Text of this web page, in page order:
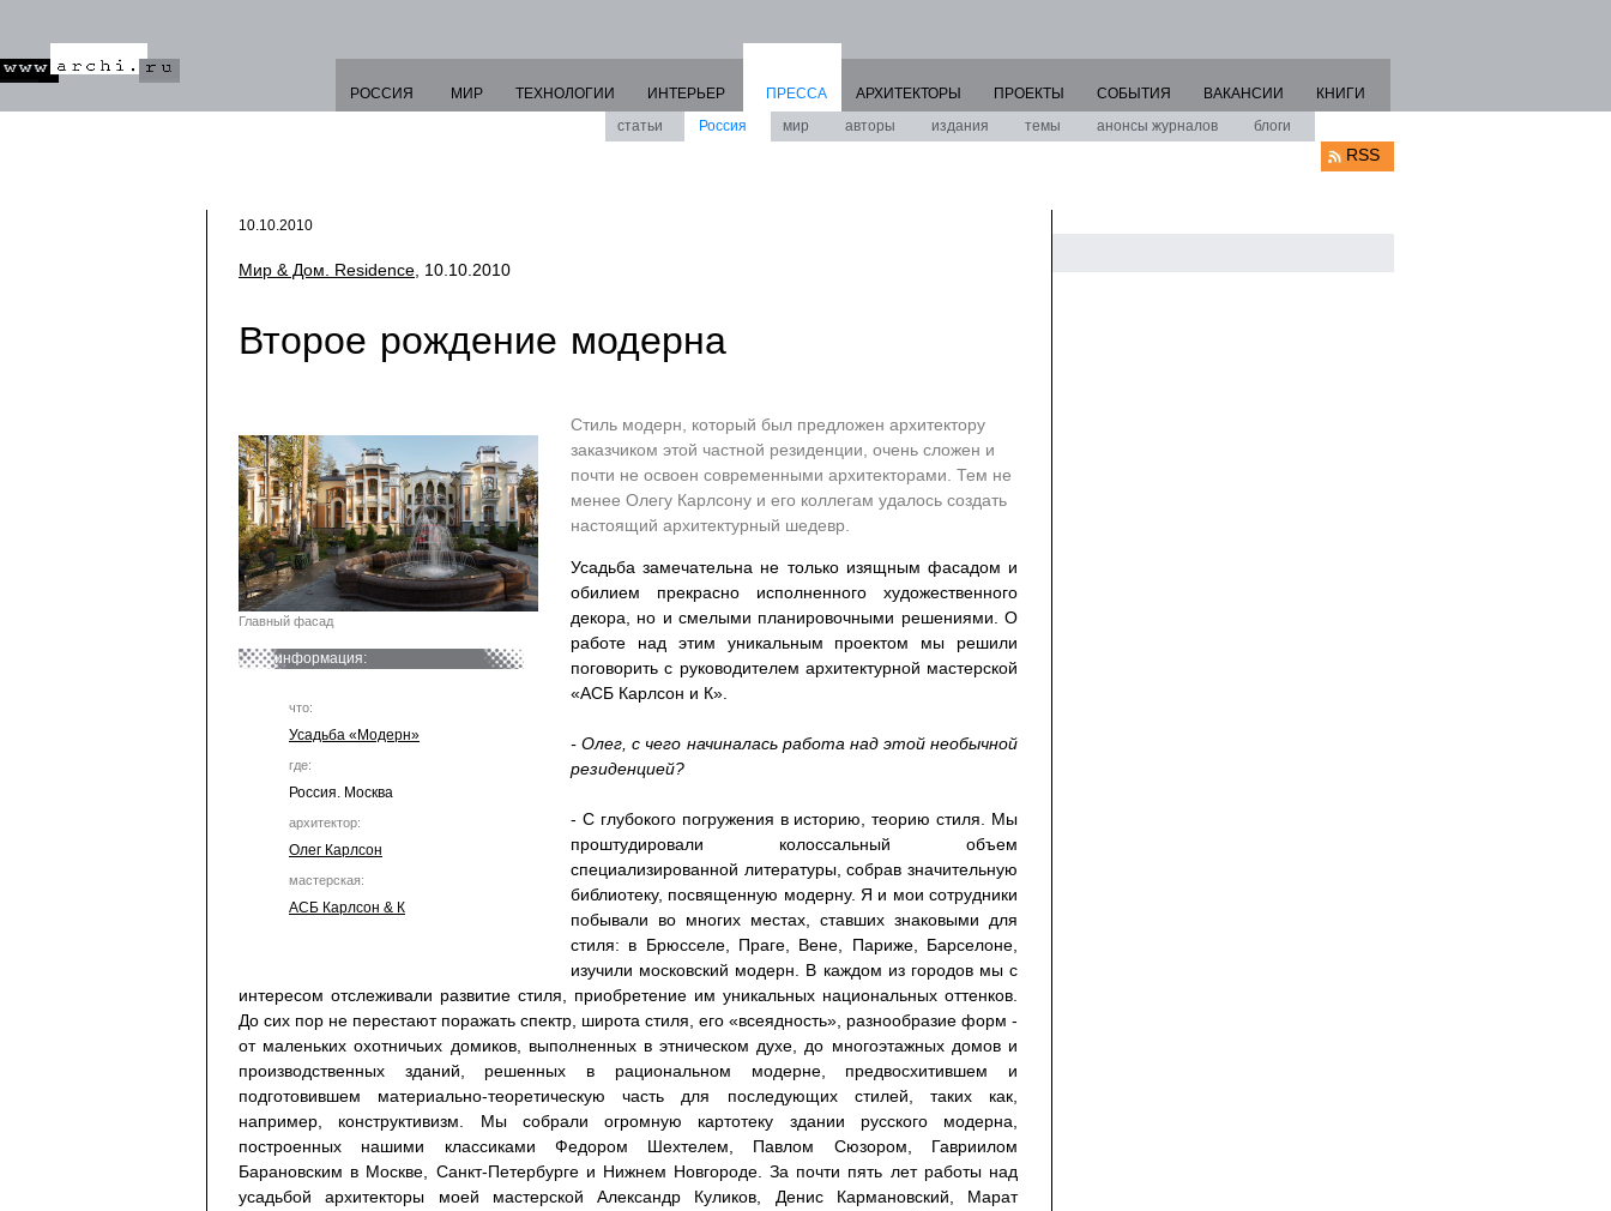
РОССИЯ МИР ТЕХНОЛОГИИ ИНТЕРЬЕР
ПРЕССА
статьи
Россия мир авторы издания темы анонсы журналов блоги
АРХИТЕКТОРЫ ПРОЕКТЫ СОБЫТИЯ ВАКАНСИИ КНИГИ
RSS
10.10.2010
Мир & Дом. Residence , 10.10.2010
Второе рождение модерна
Главный фасад
информация:
что:
Усадьба «Модерн»
где:
Россия. Москва
архитектор:
Олег Карлсон
мастерская:
АСБ Карлсон & К
Стиль модерн, который был предложен архитектору
заказчиком этой частной резиденции, очень сложен и
почти не освоен современными архитекторами. Тем не
менее Олегу Карлсону и его коллегам удалось создать
настоящий архитектурный шедевр.
Усадьба замечательна не только изящным фасадом и
обилием прекрасно исполненного художественного
декора, но и смелыми планировочными решениями. О
работе над этим уникальным проектом мы решили
поговорить с руководителем архитектурной мастерской
«АСБ Карлсон и К».
- Олег, с чего начиналась работа над этой необычной
резиденцией?
- С глубокого погружения в историю, теорию стиля. Мы
проштудировали колоссальный объем
специализированной литературы, собрав значительную
библиотеку, посвященную модерну. Я и мои сотрудники
побывали во многих местах, ставших знаковыми для
стиля: в Брюсселе, Праге, Вене, Париже, Барселоне,
изучили московский модерн. В каждом из городов мы с
интересом отслеживали развитие стиля, приобретение им уникальных национальных оттенков.
До сих пор не перестают поражать спектр, широта стиля, его «всеядность», разнообразие форм -
от маленьких охотничьих домиков, выполненных в этническом духе, до многоэтажных домов и
производственных зданий, решенных в рациональном модерне, предвосхитившем и
подготовившем материально-теоретическую часть для последующих стилей, таких как,
например, конструктивизм. Мы собрали огромную картотеку здании русского модерна,
построенных нашими классиками Федором Шехтелем, Павлом Сюзором, Гавриилом
Барановским в Москве, Санкт-Петербурге и Нижнем Новгороде. За почти пять лет работы над
усадьбой архитекторы моей мастерской Александр Куликов, Денис Кармановский, Марат